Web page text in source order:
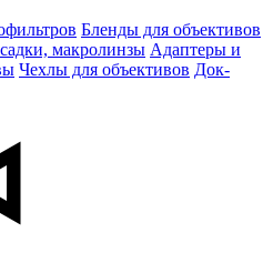
Бленды для объективов
макролинзы Адаптеры и
Чехлы для объективов Док-